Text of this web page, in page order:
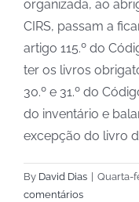
organizada, ao
CIRS, passam a
artigo 115.º do
ter os livros
30.º e 31.º do
do inventário e
excepção do livro
By David Dias Quarta-
comentários